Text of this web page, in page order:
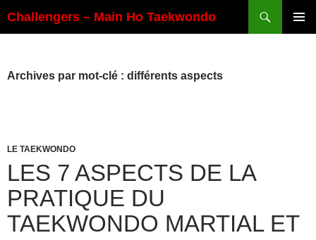
au
Challengers – Main Ho Taekwondo
Archives par mot-clé : différents aspects
LE TAEKWONDO
LES 7 ASPECTS DE LA
PRATIQUE DU
TAEKWONDO MARTIAL ET